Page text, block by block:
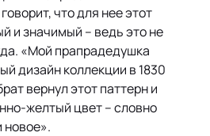
что для нее этот
и значимый – ведь это не
«Мой прапрадедушка
дизайн коллекции в 1830
вернул этот паттерн и
желтый цвет – словно
новое».